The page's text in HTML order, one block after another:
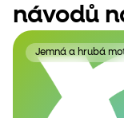
návodů
Jemná a hrubá